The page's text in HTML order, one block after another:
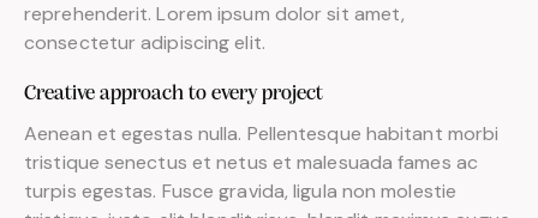
reprehenderit. Lorem ipsum dolor sit amet,
consectetur adipiscing elit.
Creative approach to every project
Aenean et egestas nulla. Pellentesque habitant morbi
tristique senectus et netus et malesuada fames ac
turpis egestas. Fusce gravida, ligula non molestie